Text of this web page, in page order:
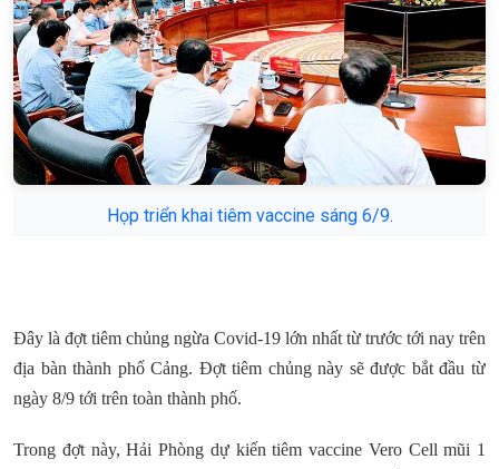
Họp triển khai tiêm vaccine sáng 6/9.
Đây là đợt tiêm chủng ngừa Covid-19 lớn nhất từ trước tới nay trên
địa bàn thành phố Cảng. Đợt tiêm chủng này sẽ được bắt đầu từ
ngày 8/9 tới trên toàn thành phố.
Trong đợt này, Hải Phòng dự kiến tiêm vaccine Vero Cell mũi 1